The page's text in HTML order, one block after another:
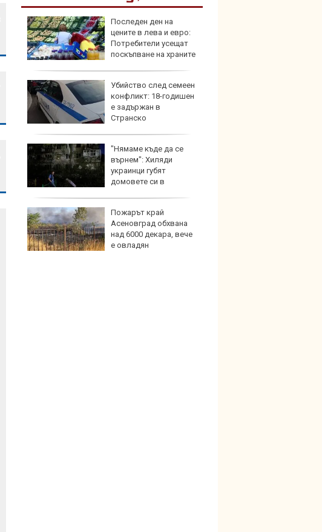
Последен ден на
цените в лева и евро:
Потребители усещат
поскъпване на храните
Убийство след семеен
конфликт: 18-годишен
е задържан в
Странско
"Нямаме къде да се
върнем": Хиляди
украинци губят
домовете си в
Пожарът край
Асеновград обхвана
над 6000 декара, вече
е овладян